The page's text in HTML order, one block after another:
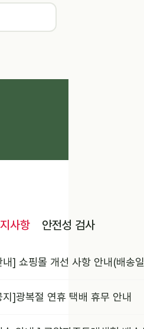
사항 안전성 검사
내] 쇼핑몰 개선 사항 안내(배송
지]광복절 연휴 택배 휴무 안내